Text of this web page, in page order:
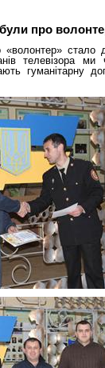
про
стало
телевізора
гуманітарну